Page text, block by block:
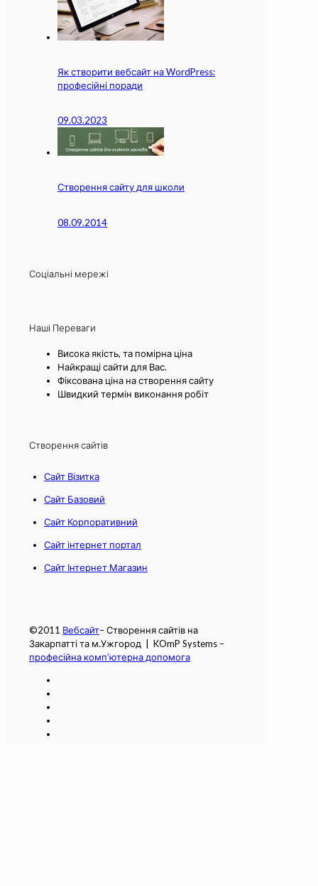
Як створити вебсайт на WordPress:
професійні поради
09.03.2023
Створення сайту для школи
08.09.2014
Соціальні мережі
Наші Переваги
Висока якість, та помірна ціна
Найкращі сайти для Вас.
Фіксована ціна на створення сайту
Швидкий термін виконання робіт
Створення сайтів
Сайт Візитка
Сайт Базовий
Сайт Корпоративний
Сайт інтернет портал
Сайт Інтернет Магазин
©2011 Вебсайт– Створення сайтів на
Закарпатті та м.Ужгород | KOmP Systems –
професійна комп’ютерна допомога